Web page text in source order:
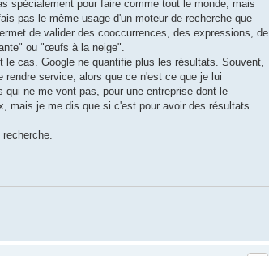
spécialement pour faire comme tout le monde, mais
pas le même usage d'un moteur de recherche que
de valider des cooccurrences, des expressions, de
ou "œufs à la neige".
cas. Google ne quantifie plus les résultats. Souvent,
service, alors que ce n'est ce que je lui
ne me vont pas, pour une entreprise dont le
mais je me dis que si c'est pour avoir des résultats